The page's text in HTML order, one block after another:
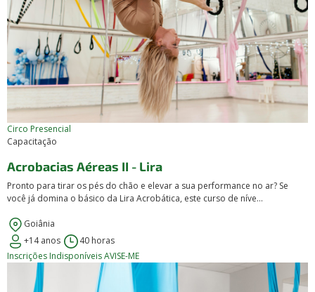
Circo Presencial
Capacitação
Acrobacias Aéreas II - Lira
Pronto para tirar os pés do chão e elevar a sua performance no ar? Se
você já domina o básico da Lira Acrobática, este curso de níve...
Goiânia
+14 anos
40 horas
Inscrições IndisponíveisAVISE-ME